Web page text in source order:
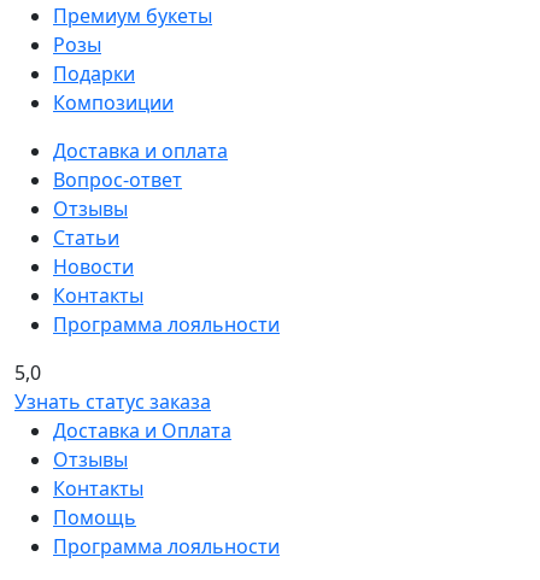
Премиум букеты
Розы
Подарки
Композиции
Доставка и оплата
Вопрос-ответ
Отзывы
Статьи
Новости
Контакты
Программа лояльности
5,0
Узнать статус заказа
Доставка и Оплата
Отзывы
Контакты
Помощь
Программа лояльности